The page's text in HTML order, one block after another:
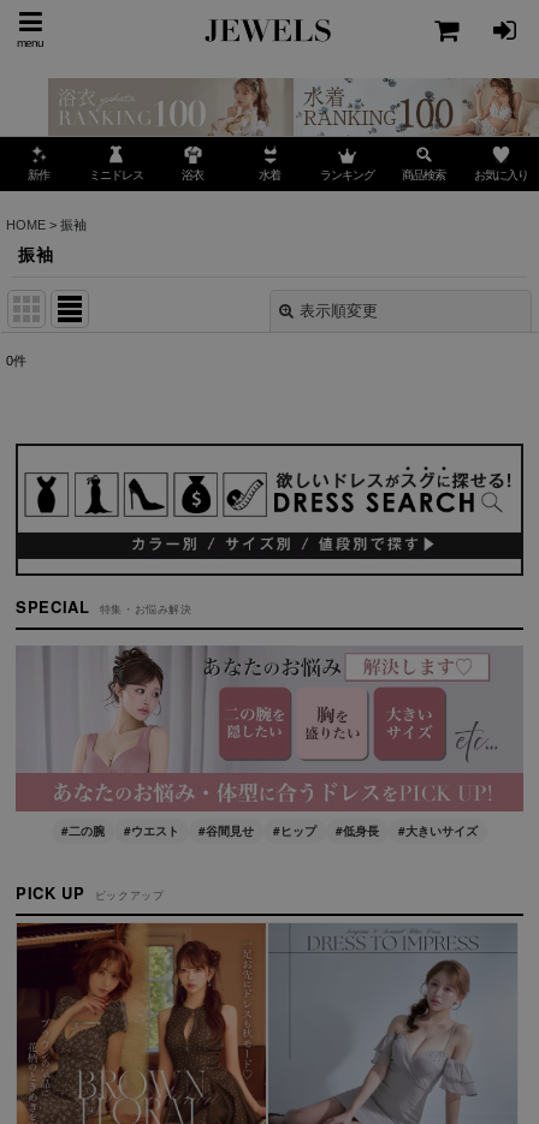
menu
新作 ミニドレス 浴衣 水着 ランキング 商品検索 お気に入り
HOME > 振袖
振袖
表示順変更
表示数:
並び順 :
絞り込む
0件
SPECIAL 特集・お悩み解決
#二の腕 #ウエスト #谷間見せ #ヒップ #低身長 #大きいサイズ
PICK UP ピックアップ